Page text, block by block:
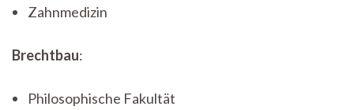
Zahnmedizin
Brechtbau:
Philosophische Fakultät